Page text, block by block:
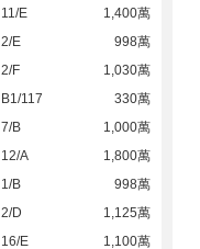
11/E
1,400萬
2/E
998萬
2/F
1,030萬
B1/117
330萬
7/B
1,000萬
12/A
1,800萬
1/B
998萬
2/D
1,125萬
16/E
1,100萬